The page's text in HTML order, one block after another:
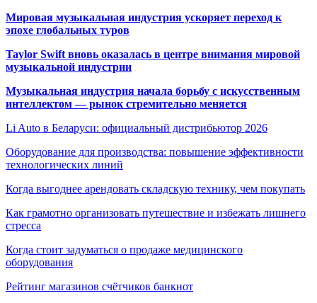
Мировая музыкальная индустрия ускоряет переход к
эпохе глобальных туров
Taylor Swift вновь оказалась в центре внимания мировой
музыкальной индустрии
Музыкальная индустрия начала борьбу с искусственным
интеллектом — рынок стремительно меняется
Li Auto в Беларуси: официальный дистрибьютор 2026
Оборудование для производства: повышение эффективности
технологических линий
Когда выгоднее арендовать складскую технику, чем покупать
Как грамотно организовать путешествие и избежать лишнего
стресса
Когда стоит задуматься о продаже медицинского
оборудования
Рейтинг магазинов счётчиков банкнот